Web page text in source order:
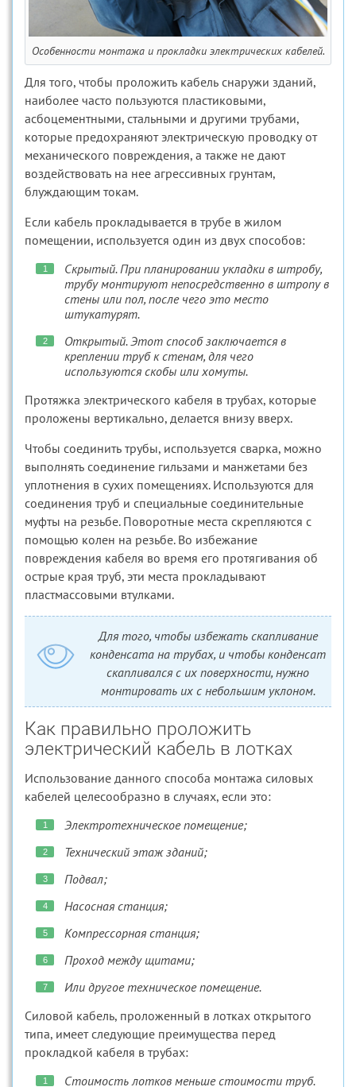
Особенности монтажа и прокладки электрических кабелей.
Для того, чтобы проложить кабель снаружи зданий,
наиболее часто пользуются пластиковыми,
асбоцементными, стальными и другими трубами,
которые предохраняют электрическую проводку от
механического повреждения, а также не дают
воздействовать на нее агрессивных грунтам,
блуждающим токам.
Если кабель прокладывается в трубе в жилом
помещении, используется один из двух способов:
Скрытый. При планировании укладки в штробу,
трубу монтируют непосредственно в штропу в
стены или пол, после чего это место
штукатурят.
Открытый. Этот способ заключается в
креплении труб к стенам, для чего
используются скобы или хомуты.
Протяжка электрического кабеля в трубах, которые
проложены вертикально, делается внизу вверх.
Чтобы соединить трубы, используется сварка, можно
выполнять соединение гильзами и манжетами без
уплотнения в сухих помещениях. Используются для
соединения труб и специальные соединительные
муфты на резьбе. Поворотные места скрепляются с
помощью колен на резьбе. Во избежание
повреждения кабеля во время его протягивания об
острые края труб, эти места прокладывают
пластмассовыми втулками.
Для того, чтобы избежать скапливание
конденсата на трубах, и чтобы конденсат
скапливался с их поверхности, нужно
монтировать их с небольшим уклоном.
Как правильно проложить
электрический кабель в лотках
Использование данного способа монтажа силовых
кабелей целесообразно в случаях, если это:
Электротехническое помещение;
Технический этаж зданий;
Подвал;
Насосная станция;
Компрессорная станция;
Проход между щитами;
Или другое техническое помещение.
Силовой кабель, проложенный в лотках открытого
типа, имеет следующие преимущества перед
прокладкой кабеля в трубах:
Стоимость лотков меньше стоимости труб.